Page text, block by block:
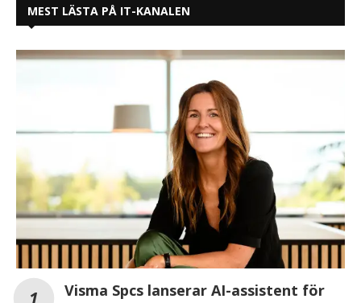
MEST LÄSTA PÅ IT-KANALEN
Visma Spcs lanserar AI-assistent för